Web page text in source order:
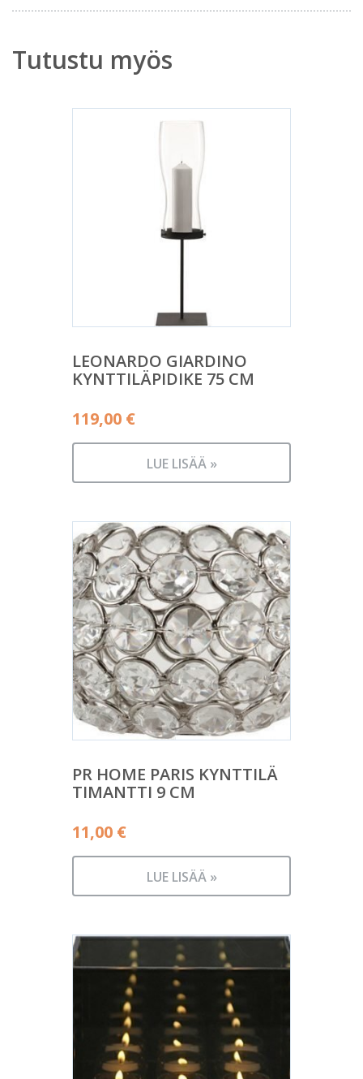
Tutustu myös
LEONARDO GIARDINO
KYNTTILÄPIDIKE 75 CM
119,00 €
LUE LISÄÄ »
PR HOME PARIS KYNTTILÄ
TIMANTTI 9 CM
11,00 €
LUE LISÄÄ »